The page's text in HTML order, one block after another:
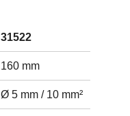
31522
160 mm
Ø 5 mm / 10 mm²